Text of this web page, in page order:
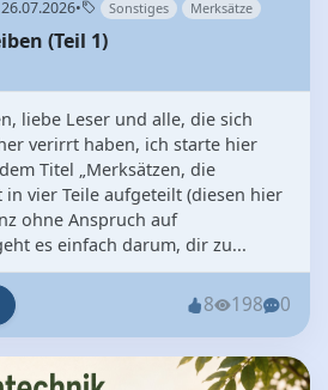
26.07.2026• Sonstiges Merksätze
(Teil 1)
liebe Leser und alle, die sich
verirrt haben, ich starte hier
Titel „Merksätzen, die
in vier Teile aufgeteilt (diesen hier
ohne Anspruch auf
es einfach darum, dir zu...
8 198 0